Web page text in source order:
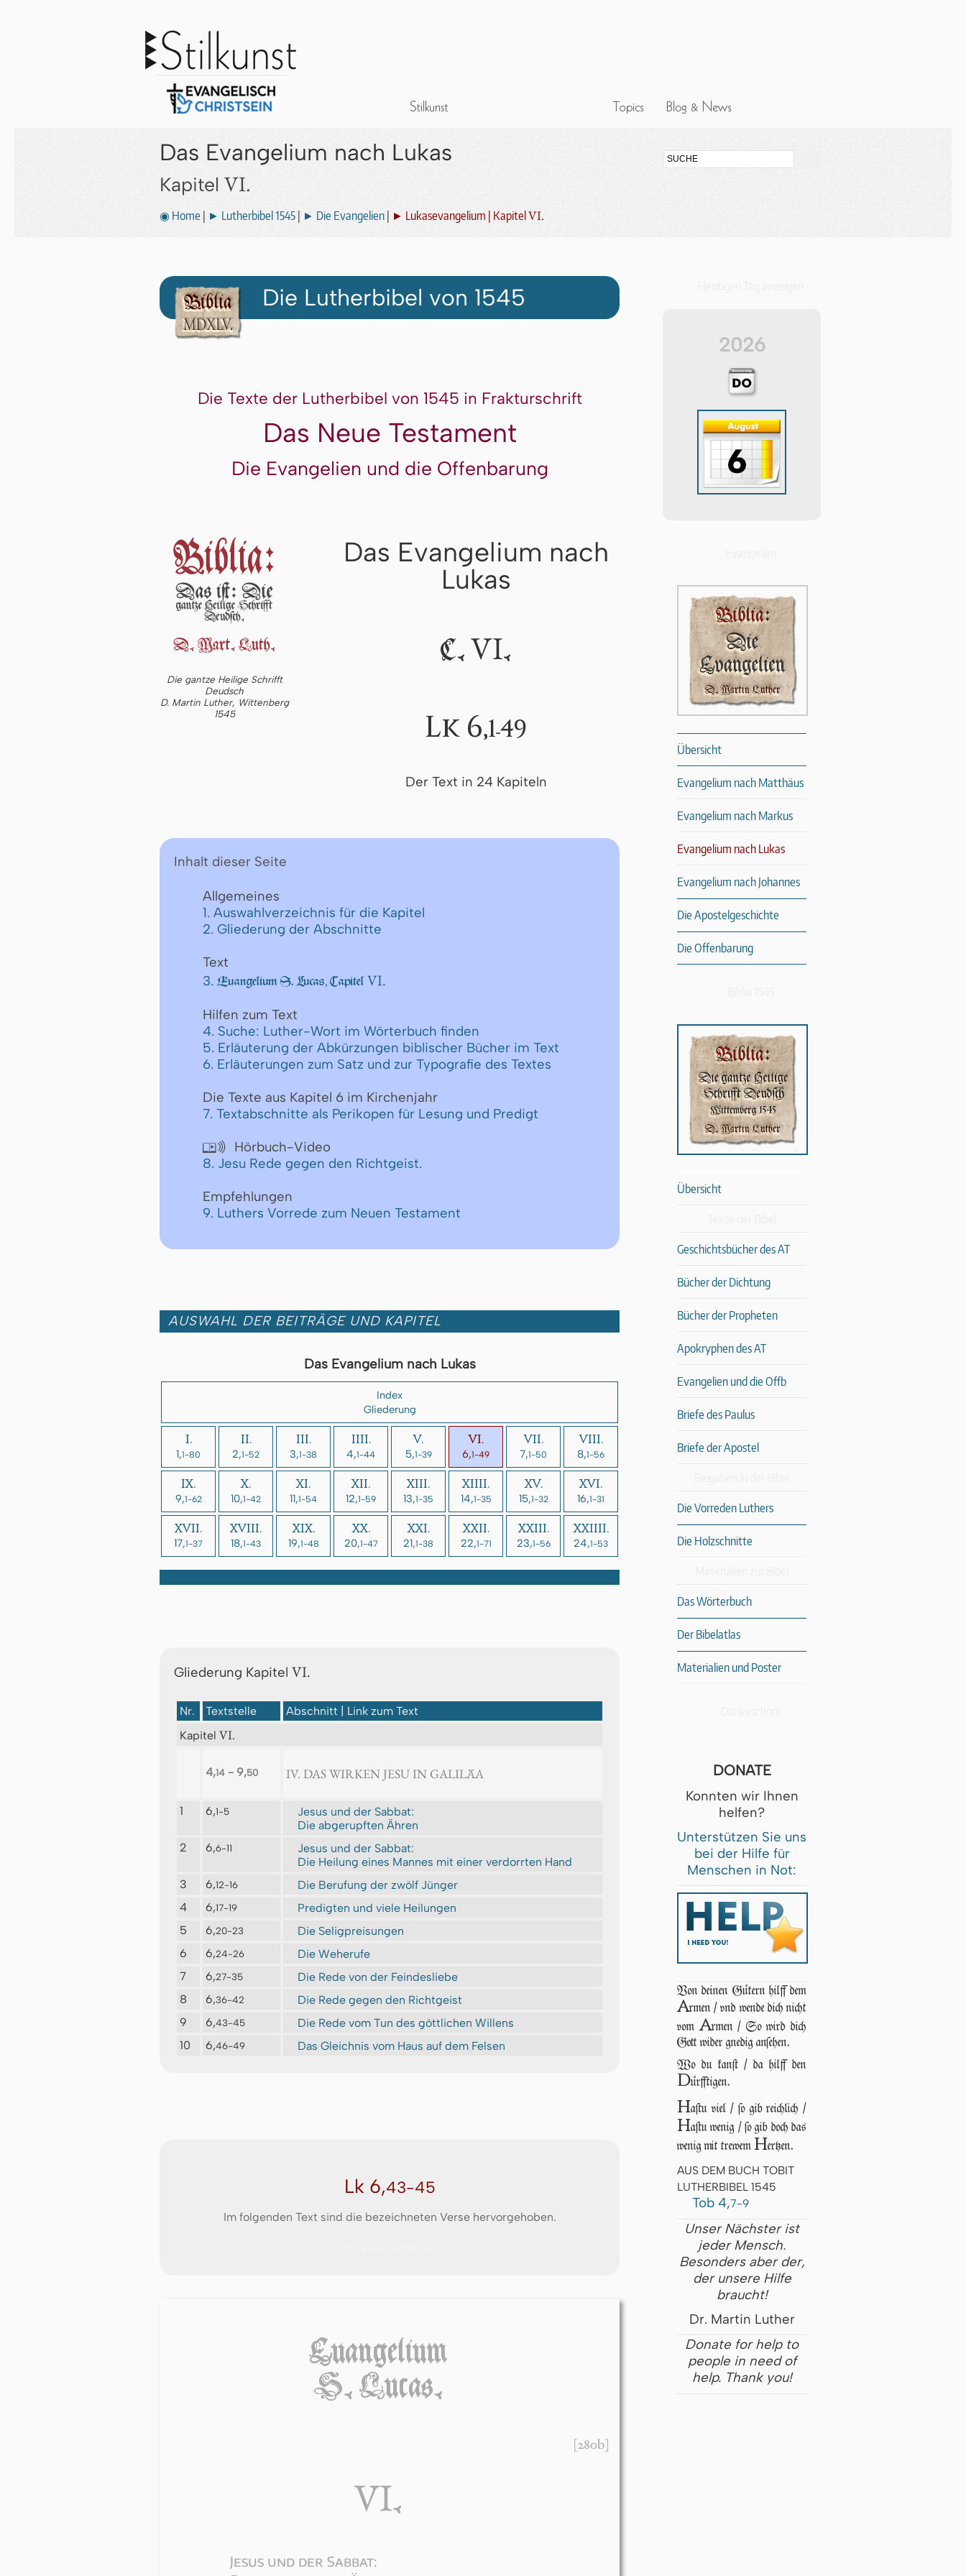
Das Evangelium nach Lukas
Kapitel VI.
◉ Home ► Lutherbibel 1545 ► Die Evangelien ► Lukasevangelium | Kapitel VI.
Die Lutherbibel von 1545
Die Texte der Lutherbibel von 1545 in Frakturschrift
Das Neue Testament
Die Evangelien und die Offenbarung
Die gantze Heilige Schrifft
Deudsch
D. Martin Luther, Wittenberg
1545
Das Evangelium nach
Lukas
C. VI.
Lk 6,1-49
Der Text in 24 Kapiteln
Inhalt dieser Seite
Allgemeines
1. Auswahlverzeichnis für die Kapitel
2. Gliederung der Abschnitte
Text
3. Euangelium S. Lucas, Capitel VI.
Hilfen zum Text
4. Suche: Luther-Wort im Wörterbuch finden
5. Erläuterung der Abkürzungen biblischer Bücher im Text
6. Erläuterungen zum Satz und zur Typografie des Textes
Die Texte aus Kapitel 6 im Kirchenjahr
7. Textabschnitte als Perikopen für Lesung und Predigt

Hörbuch-Video
8. Jesu Rede gegen den Richtgeist.
Empfehlungen
9. Luthers Vorrede zum Neuen Testament
AUSWAHL DER BEITRÄGE UND KAPITEL
Das Evangelium nach Lukas
Index
Gliederung
I.
1,1-80
II.
2,1-52
III.
3,1-38
IIII.
4,1-44
V.
5,1-39
VI.
6,1-49
VII.
7,1-50
VIII.
8,1-56
IX.
9,1-62
X.
10,1-42
XI.
11,1-54
XII.
12,1-59
XIII.
13,1-35
XIIII.
14,1-35
XV.
15,1-32
XVI.
16,1-31
XVII.
17,1-37
XVIII.
18,1-43
XIX.
19,1-48
XX.
20,1-47
XXI.
21,1-38
XXII.
22,1-71
XXIII.
23,1-56
XXIIII.
24,1-53
Gliederung Kapitel VI.
Nr. Textstelle
Abschnitt | Link zum Text
Kapitel VI.
4,14 - 9,50 IV. DAS WIRKEN JESU IN GALILÄA
1 6,1-5
Jesus und der Sabbat:
Die abgerupften Ähren
2
6,6-11
Jesus und der Sabbat:
Die Heilung eines Mannes mit einer verdorrten Hand
3
6,12-16
Die Berufung der zwölf Jünger
4
6,17-19
Predigten und viele Heilungen
5
6,20-23
Die Seligpreisungen
6
6,24-26
Die Weherufe
7
6,27-35
Die Rede von der Feindesliebe
8
6,36-42
Die Rede gegen den Richtgeist
9
6,43-45
Die Rede vom Tun des göttlichen Willens
10
6,46-49 Das Gleichnis vom Haus auf dem Felsen
Lk 6,43-45
Im folgenden Text sind die bezeichneten Verse hervorgehoben.
Euangelium
S. Lucas.
[280b]
VI.
Jesus und der Sabbat:
2026
Übersicht
Evangelium nach Matthäus
Evangelium nach Markus
Evangelium nach Lukas
Evangelium nach Johannes
Die Apostelgeschichte
Die Offenbarung
Übersicht
Geschichtsbücher des AT
Bücher der Dichtung
Bücher der Propheten
Apokryphen des AT
Evangelien und die Offb
Briefe des Paulus
Briefe der Apostel
Die Vorreden Luthers
Die Holzschnitte
Das Wörterbuch
Der Bibelatlas
Materialien und Poster
DONATE
Konnten wir Ihnen
helfen?
Unterstützen Sie uns
bei der Hilfe für
Menschen in Not:
Von deinen Gütern hilff dem
Armen / vnd wende dich nicht
vomArmen / So wird dich
Gott wider gnedig anſehen.
Wo du kanſt / da hilff den
Dürfftigen.
Haſtu viel / ſo gib reichlich /
Haſtu wenig / ſo gib doch das
wenig mit trewem Hertzen.
AUS DEM BUCH TOBIT
LUTHERBIBEL 1545
Tob 4,7-9
Unser Nächster ist
jeder Mensch.
Besonders aber der,
der unsere Hilfe
braucht!
Dr. Martin Luther
Donate for help to
people in need of
help. Thank you!